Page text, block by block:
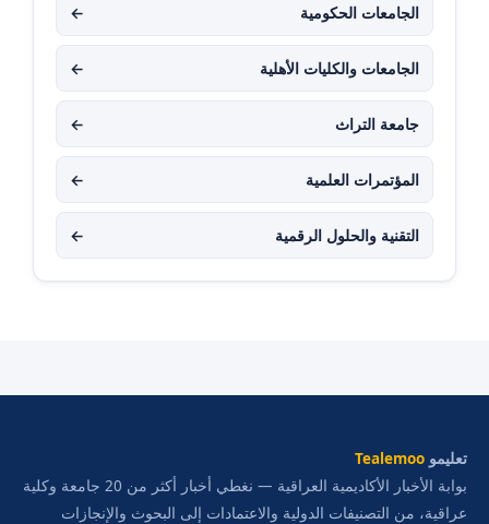
الجامعات الحكومية ←
الجامعات والكليات الأهلية ←
جامعة التراث ←
المؤتمرات العلمية ←
التقنية والحلول الرقمية ←
تعليمو Tealemoo
بوابة الأخبار الأكاديمية العراقية — نغطي أخبار أكثر من 20 جامعة وكلية
عراقية، من التصنيفات الدولية والاعتمادات إلى البحوث والإنجازات